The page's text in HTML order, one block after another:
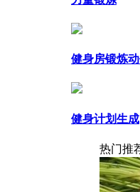
健身房锻炼
健身计划生成
热门推